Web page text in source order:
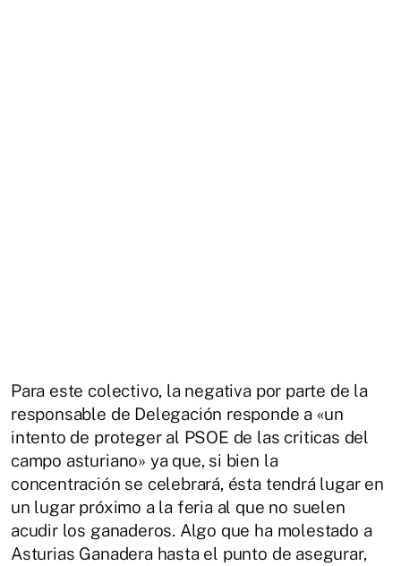
Para este colectivo, la negativa por parte de la
responsable de Delegación responde a «un
intento de proteger al PSOE de las criticas del
campo asturiano» ya que, si bien la
concentración se celebrará, ésta tendrá lugar en
un lugar próximo a la feria al que no suelen
acudir los ganaderos. Algo que ha molestado a
Asturias Ganadera hasta el punto de asegurar,